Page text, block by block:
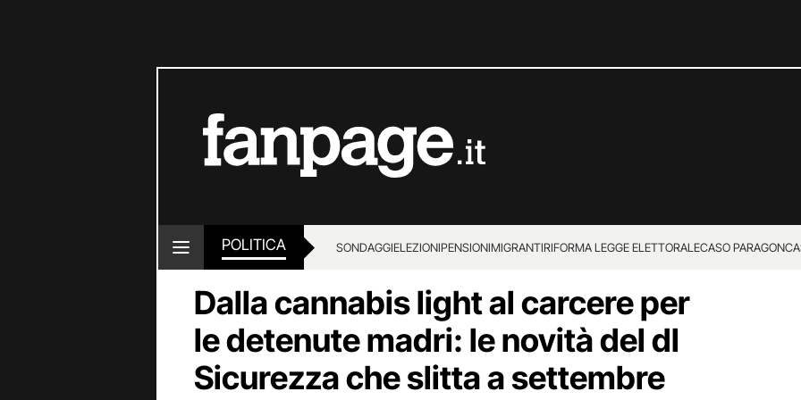
POLITICA SONDAGGIELEZIONIPENSIONIMIGRANTIRIFORMA LEGGE ELETTORALECASO PARAGON
Dalla cannabis light al carcere per
le detenute madri: le novità del dl
Sicurezza che slitta a settembre